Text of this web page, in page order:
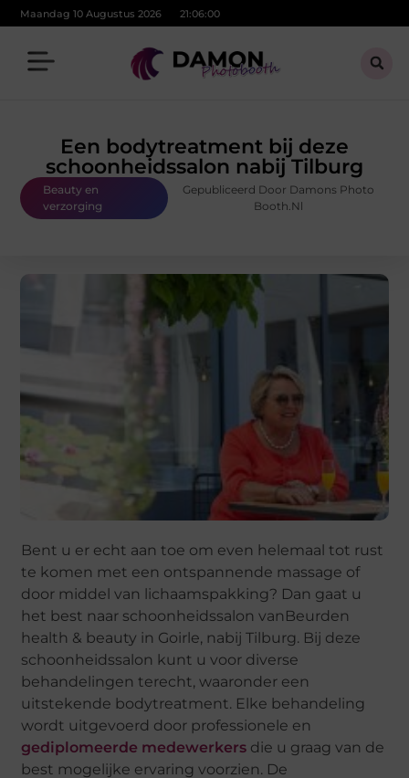
Maandag 10 Augustus 2026 21:06:01
Een bodytreatment bij deze
schoonheidssalon nabij Tilburg
Beauty en
verzorging
Gepubliceerd Door Damons Photo
Booth.nl
Bent u er echt aan toe om even helemaal tot rust
te komen met een ontspannende massage of
door middel van lichaamspakking? Dan gaat u
het best naar schoonheidssalon vanBeurden
health & beauty in Goirle, nabij Tilburg. Bij deze
schoonheidssalon kunt u voor diverse
behandelingen terecht, waaronder een
uitstekende bodytreatment. Elke behandeling
wordt uitgevoerd door professionele en
gediplomeerde medewerkers die u graag van de
best mogelijke ervaring voorzien. De